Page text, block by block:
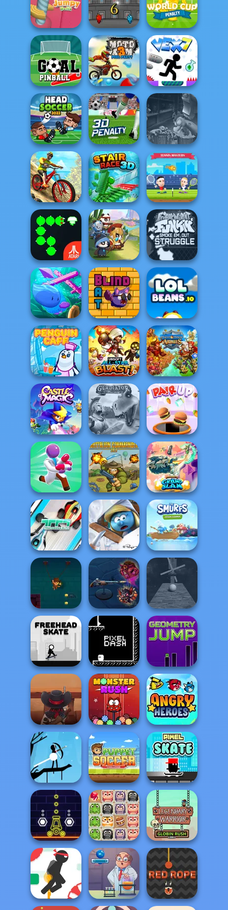
Super MX - The
Champion
Drifting Mania Basket Battle
Jumpy Helix
Fireboy and
Watergirl 6:
Fairy...
World Cup
Penalty
Goal Pinball
Moto X3M Pool
Party
Vex 7
Head Soccer
2022
3D Penalty
Headless
Zombie Chicken
MX Offroad
Mountain Bike
Stair Race 3D Tennis Masters
Atari Centipede Panda Legend
Friday Night
Funkin VS
Garcell...
Mini Swim Blind Bat LOLBeans io
Penguin Cafe All-Star Blast!
Might & Magic
Armies
Castle of Magic
Gladiator True
Story
Pair Up
Healing Rush
Battalion
Commander 1917
Brawlhalla Grand
Slam
TrackMania Blitz
The Smurfs:
Village Cleaning
The Smurfs:
Ocean Cleanup
The Lasso of
Fortune
Ghost
Exterminator
Roller Baller
Freehead Skate Pixel Dash Geometry Jump
Cowboy Saloon
Defence
Monster Rush Angry Heroes
Halloween Archer
Puppet Soccer
Challenge
Pixel Skate
Neon War
Crush Masters
Zoo Fun
Legendary
Warrior Globin
Rush